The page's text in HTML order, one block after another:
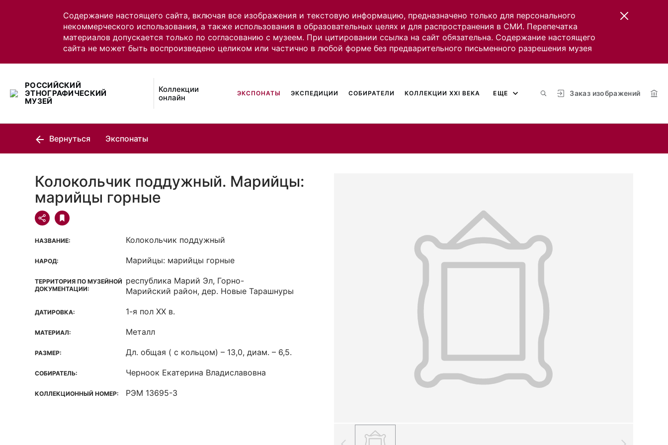
Содержание настоящего сайта, включая все изображения и текстовую информацию, предназначено только для персонального
некоммерческого использования, а также использования в образовательных целях и для распространения в СМИ. Перепечатка
материалов допускается только по согласованию с музеем. При цитировании ссылка на сайт обязательна. Содержание настоящего
сайта не может быть воспроизведено целиком или частично в любой форме без предварительного письменного разрешения музея
РОССИЙСКИЙ
ЭТНОГРАФИЧЕСКИЙ
МУЗЕЙ
Коллекции
онлайн
Заказ изображений
ЭКСПОНАТЫ ЭКСПЕДИЦИИ СОБИРАТЕЛИ КОЛЛЕКЦИИ XXI ВЕКА ЕЩЕ
Вернуться Экспонаты
Колокольчик поддужный. Марийцы:
марийцы горные
НАЗВАНИЕ: Колокольчик поддужный
НАРОД: Марийцы: марийцы горные
ТЕРРИТОРИЯ ПО МУЗЕЙНОЙ
ДОКУМЕНТАЦИИ:
республика Марий Эл, Горно-
Марийский район, дер. Новые Тарашнуры
ДАТИРОВКА: 1-я пол XX в.
МАТЕРИАЛ: Металл
РАЗМЕР: Дл. общая ( с кольцом) – 13,0, диам. – 6,5.
СОБИРАТЕЛЬ: Черноок Екатерина Владиславовна
КОЛЛЕКЦИОННЫЙ НОМЕР: РЭМ 13695-3